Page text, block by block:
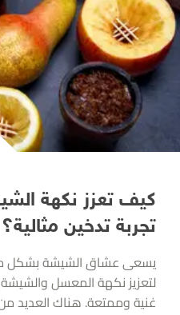
كيف تعزز نكهة
تجربة تدخين مثالية؟
يسعى عشاق الشيشة بشكل
لتعزيز نكهة المعسل والشيشة
غنية وممتعة. هناك العديد من